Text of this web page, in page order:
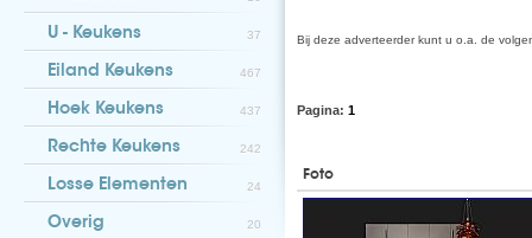
U - Keukens 37
Eiland Keukens 467
Hoek Keukens 437
Rechte Keukens 242
Losse Elementen 24
Overig 20
Bij deze adverteerder kunt u o.a. de
Pagina: 1
Foto